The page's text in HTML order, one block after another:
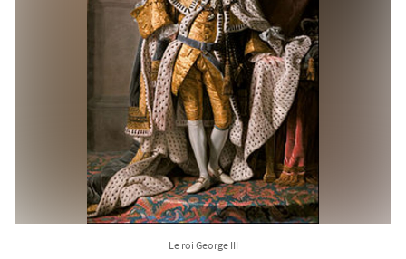
Le roi George III